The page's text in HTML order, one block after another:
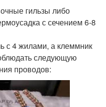
гильзы либо
с сечением 6-8
с 4 жилами, а клеммник
следующую
проводов: